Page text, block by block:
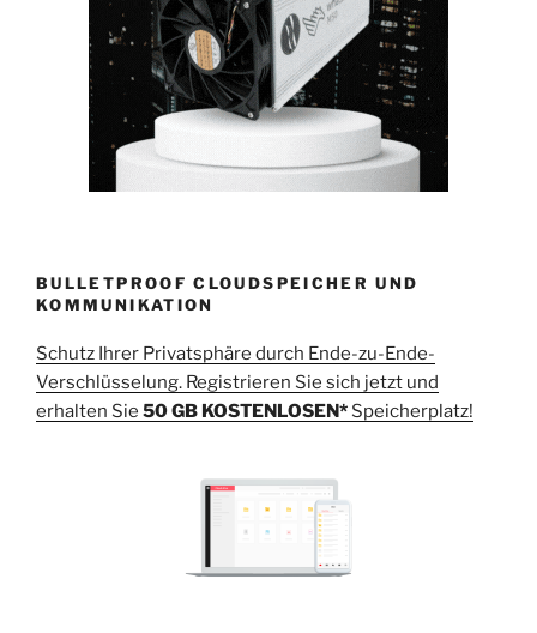
BULLETPROOF CLOUDSPEICHER UND
KOMMUNIKATION
Schutz Ihrer Privatsphäre durch Ende-zu-Ende-
Verschlüsselung. Registrieren Sie sich jetzt und
erhalten Sie 50 GB KOSTENLOSEN* Speicherplatz!